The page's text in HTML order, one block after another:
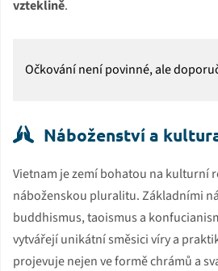
vzteklině.
Očkování není povinné, ale
Náboženství a
Vietnam je zemí bohatou na kulturní
náboženskou pluralitu. Základními
buddhismus, taoismus a
vytvářejí unikátní směsici víry a
projevuje nejen ve formě chrámů a